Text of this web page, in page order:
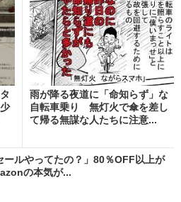
雨が降る夜道に「命知らず」な
自転車乗り 無灯火で傘を差し
て帰る無謀な人たちに注意...
ールやってたの？」80％OFF以上が
の本気が...